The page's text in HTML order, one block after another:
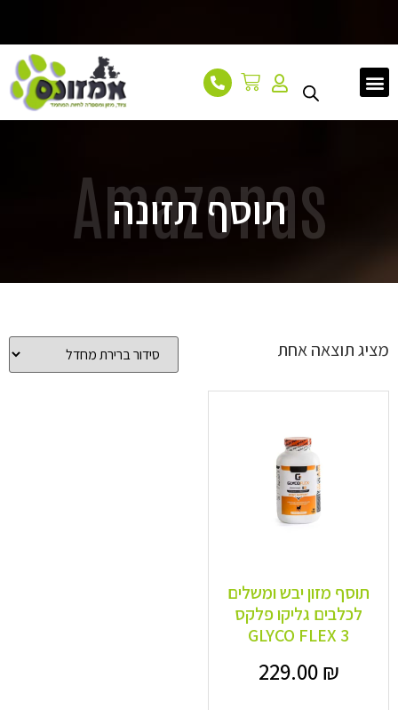
תוסף תזונה
Amazonas
מציג תוצאה אחת
תוסף מזון יבש ומשלים
לכלבים גליקו פלקס
GLYCO FLEX 3
229.00₪